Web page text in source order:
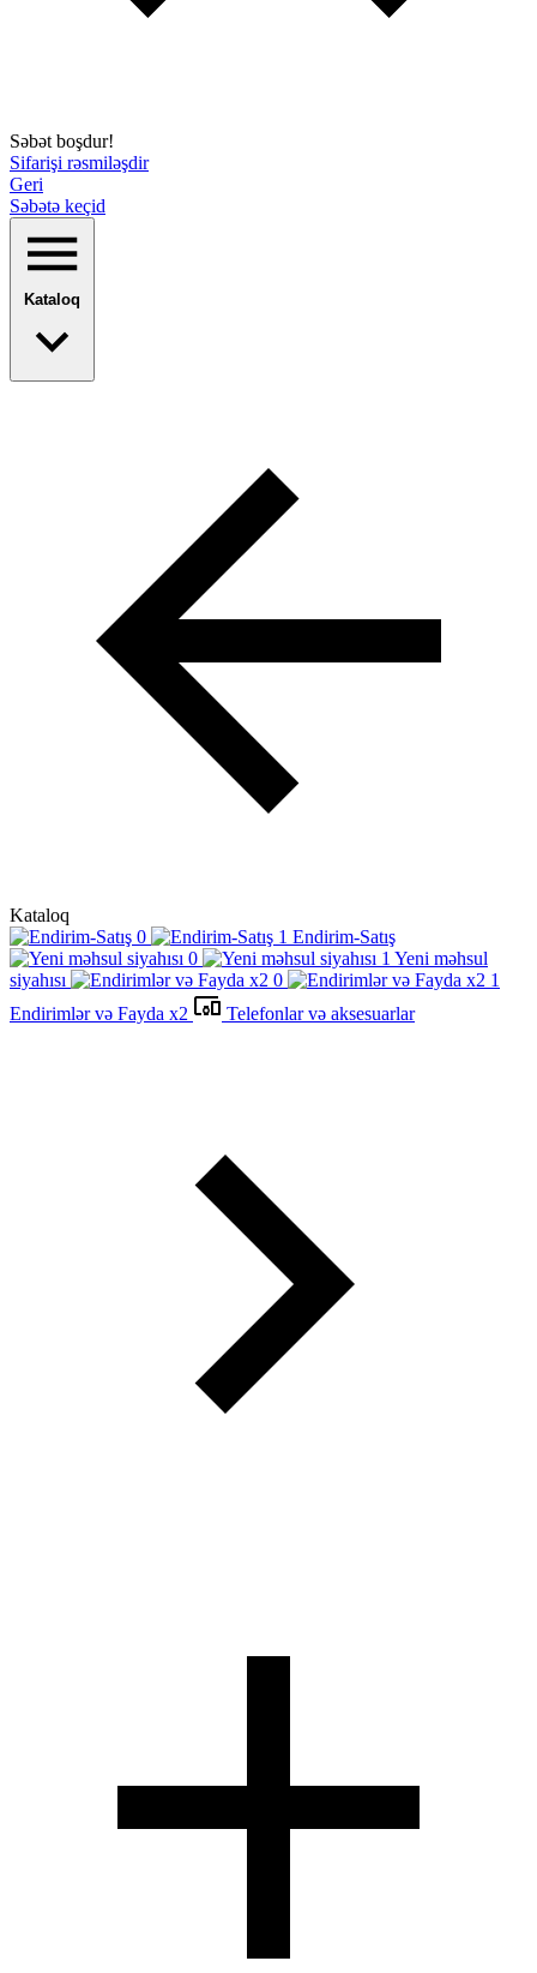
Səbət boşdur!
Sifarişi rəsmiləşdir
Geri
Səbətə keçid
Kataloq
Kataloq
Endirim-Satış
Yeni məhsul
siyahısı
Endirimlər və Fayda x2
Telefonlar və aksesuarlar